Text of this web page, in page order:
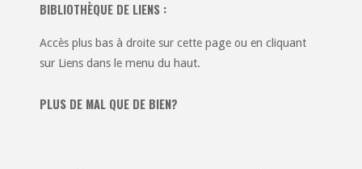
BIBLIOTHÈQUE DE LIENS :
Accès plus bas à droite sur cette page ou en cliquant
sur Liens dans le menu du haut.
PLUS DE MAL QUE DE BIEN?